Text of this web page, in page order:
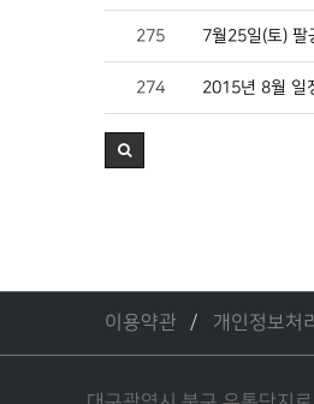
275 7월25일(토) 팔
274 2015년 8월 일
이용약관 개인정보처